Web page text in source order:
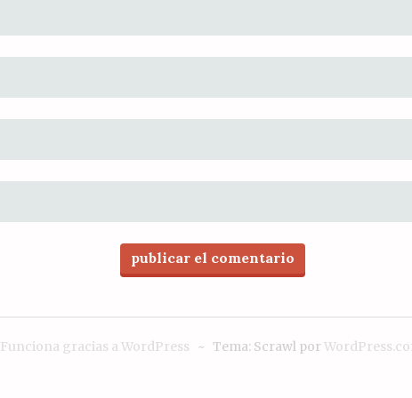
Funciona gracias a WordPress ~ Tema: Scrawl por